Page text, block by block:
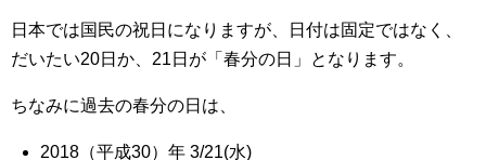
日本では国民の祝日になりますが、日付は固定ではなく、
だいたい20日か、21日が「春分の日」となります。
ちなみに過去の春分の日は、
2018（平成30）年 3/21(水)